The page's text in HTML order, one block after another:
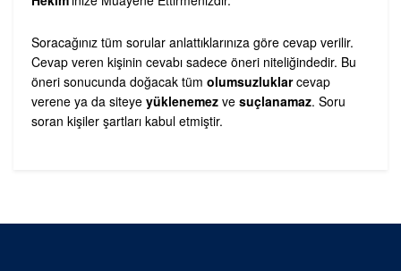
Soracağınız tüm sorular anlattıklarınıza göre cevap verilir.
Cevap veren kişinin cevabı sadece öneri niteliğindedir. Bu
öneri sonucunda doğacak tüm olumsuzluklarcevap
verene ya da siteye yüklenemez ve suçlanamaz. Soru
soran kişiler şartları kabul etmiştir.